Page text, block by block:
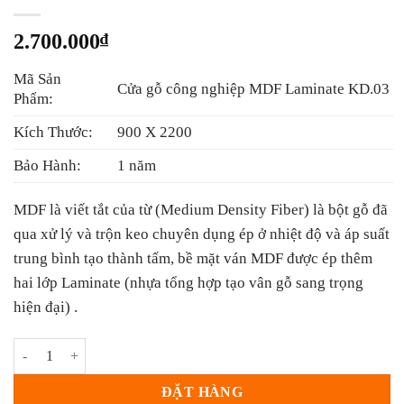
2.700.000₫
Mã Sản
Phẩm:
Cửa gỗ công nghiệp MDF Laminate KD.03
Kích Thước:
900 X 2200
Bảo Hành:
1 năm
MDF là viết tắt của từ (Medium Density Fiber) là bột gỗ đã
qua xử lý và trộn keo chuyên dụng ép ở nhiệt độ và áp suất
trung bình tạo thành tấm, bề mặt ván MDF được ép thêm
hai lớp Laminate (nhựa tổng hợp tạo vân gỗ sang trọng
hiện đại) .
ĐẶT HÀNG